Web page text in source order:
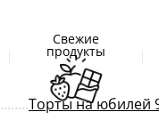
Свежие
продукты
Торты на юбилей